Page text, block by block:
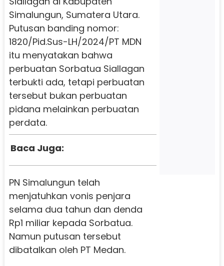
Simalungun, Sumatera Utara.
Putusan banding nomor:
1820/Pid.Sus-LH/2024/PT MDN
itu menyatakan bahwa
perbuatan Sorbatua Siallagan
terbukti ada, tetapi perbuatan
tersebut bukan perbuatan
pidana melainkan perbuatan
perdata.
Baca Juga:
PN Simalungun telah
menjatuhkan vonis penjara
selama dua tahun dan denda
Rp1 miliar kepada Sorbatua.
Namun putusan tersebut
dibatalkan oleh PT Medan.